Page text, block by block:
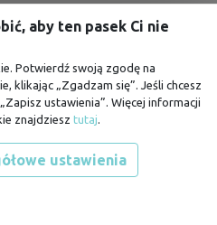
aby ten pasek Ci nie
Potwierdź swoją zgodę na
klikając „Zgadzam się”. Jeśli chcesz
ustawienia”. Więcej informacji
znajdziesz tutaj.
ustawienia